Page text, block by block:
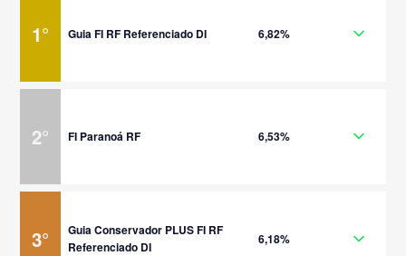
1° Guia FI RF Referenciado DI 6,82%
2° FI Paranoá RF 6,53%
3°
Guia Conservador PLUS FI RF
Referenciado DI
6,18%